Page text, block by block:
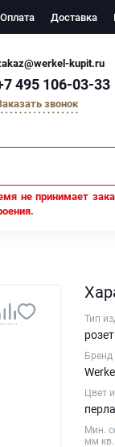
Оплата Доставка
kupit.ru
495 106-03-33
звонок
не принимает
Тип
Бренд
Werkel
Цвет
Мин.
мм кв.